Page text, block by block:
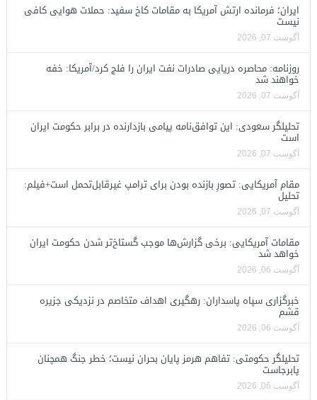
ایران؛ فرمانده ارتش آمریکا به مقامات کاخ سفید: حملات هوایی کافی
نیست
آگوست 07, 2026
روزنامه: محاصره دریایی صادرات نفت ایران را فلج کرد/آمریکا: خفه
خواهند شد
آگوست 07, 2026
تحلیلگر سعودی: این توافق‌نامه پیامی بازدارنده در برابر حکومت ایران
است
آگوست 07, 2026
مقام آمریکایی: تصورِ بازنده بودن برای ترامپ غیرقابل‌تحمل است+فیلم:
تحلیل
آگوست 07, 2026
مقامات آمریکایی: برخی گزارش‌ها موجب گستاخ‌تر شدن حکومت ایران
خواهد شد
آگوست 06, 2026
خبرگزاری سپاه پاسداران: رهگیری اهداف متخاصم در نزدیکی جزیره
قشم
آگوست 06, 2026
تحلیلگر حکومتی: تفاهم هرمز پایان بحران نیست؛ خطر جنگ همچنان
پابرجاست
آگوست 06, 2026